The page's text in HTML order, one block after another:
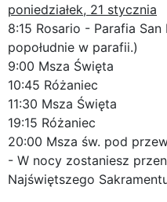
poniedziałek, 21 stycznia
8:15 Rosario - Parafia
popołudnie w parafii.)
9:00 Msza Święta
10:45 Różaniec
11:30 Msza Święta
19:15 Różaniec
20:00 Msza św. pod
- W nocy zostaniesz
Najświętszego